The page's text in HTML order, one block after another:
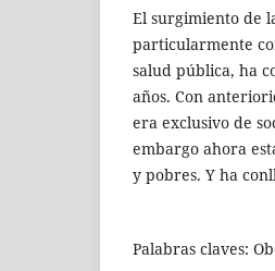
El surgimiento de
particularmente
salud pública, ha
años. Con
era exclusivo de
embargo ahora
y pobres. Y ha
Palabras claves: